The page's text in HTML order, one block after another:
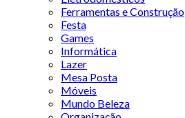
Ferramentas e Construção
Festa
Games
Informática
Lazer
Mesa Posta
Móveis
Mundo Beleza